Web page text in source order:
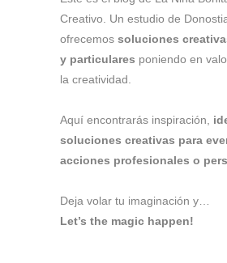
Creativo. Un estudio de
ofrecemos soluciones
y particulares poniendo en
la creatividad.
Aquí encontrarás inspiración,
soluciones creativas para
acciones profesionales o
Deja volar tu imaginación y…
Let’s the magic happen!